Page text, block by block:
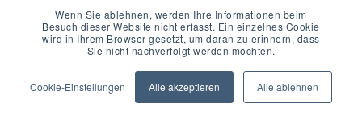
Wenn Sie ablehnen, werden Ihre Informationen beim
Besuch dieser Website nicht erfasst. Ein einzelnes Cookie
wird in Ihrem Browser gesetzt, um daran zu erinnern, dass
Sie nicht nachverfolgt werden möchten.
Cookie-Einstellungen Alle akzeptieren Alle ablehnen
MEHR LESEN